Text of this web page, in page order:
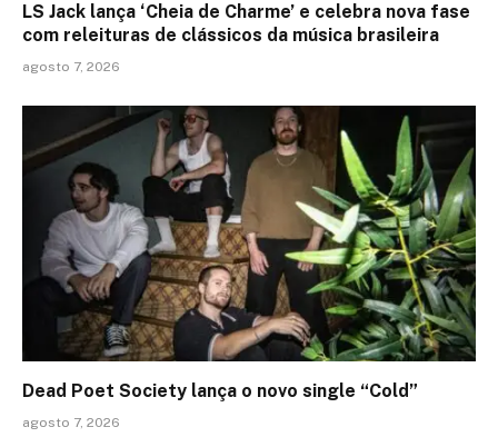
LS Jack lança ‘Cheia de Charme’ e celebra nova fase
com releituras de clássicos da música brasileira
agosto 7, 2026
Dead Poet Society lança o novo single “Cold”
agosto 7, 2026